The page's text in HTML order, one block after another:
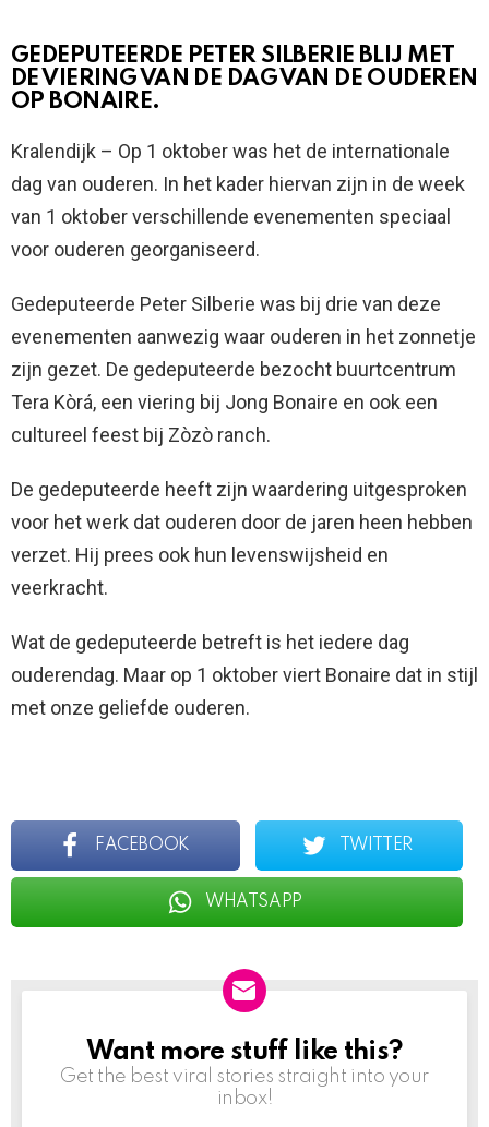
GEDEPUTEERDE PETER SILBERIE BLIJ MET
DE VIERING VAN DE DAG VAN DE OUDEREN
OP BONAIRE.
Kralendijk – Op 1 oktober was het de internationale
dag van ouderen. In het kader hiervan zijn in de week
van 1 oktober verschillende evenementen speciaal
voor ouderen georganiseerd.
Gedeputeerde Peter Silberie was bij drie van deze
evenementen aanwezig waar ouderen in het zonnetje
zijn gezet. De gedeputeerde bezocht buurtcentrum
Tera Kòrá, een viering bij Jong Bonaire en ook een
cultureel feest bij Zòzò ranch.
De gedeputeerde heeft zijn waardering uitgesproken
voor het werk dat ouderen door de jaren heen hebben
verzet. Hij prees ook hun levenswijsheid en
veerkracht.
Wat de gedeputeerde betreft is het iedere dag
ouderendag. Maar op 1 oktober viert Bonaire dat in stijl
met onze geliefde ouderen.
FACEBOOK TWITTER
WHATSAPP
NEWSLETTER
Want more stuff like this?
Get the best viral stories straight into your
inbox!